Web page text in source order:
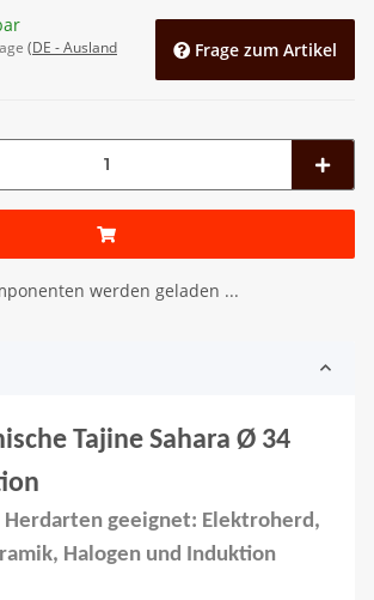
(DE - Ausland
Frage zum Artikel
werden geladen ...
Tajine Sahara Ø 34
Herdarten geeignet: Elektroherd,
Halogen und
Induktion